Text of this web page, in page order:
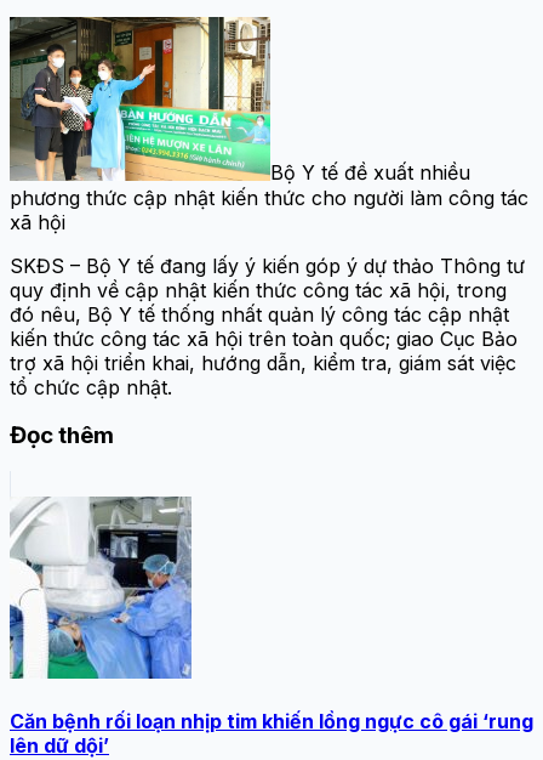
Bộ Y tế đề xuất nhiều
phương thức cập nhật kiến thức cho người làm công tác
xã hội
SKĐS – Bộ Y tế đang lấy ý kiến góp ý dự thảo Thông tư
quy định về cập nhật kiến thức công tác xã hội, trong
đó nêu, Bộ Y tế thống nhất quản lý công tác cập nhật
kiến thức công tác xã hội trên toàn quốc; giao Cục Bảo
trợ xã hội triển khai, hướng dẫn, kiểm tra, giám sát việc
tổ chức cập nhật.
Đọc thêm
Căn bệnh rối loạn nhịp tim khiến lồng ngực cô gái ‘rung
lên dữ dội’